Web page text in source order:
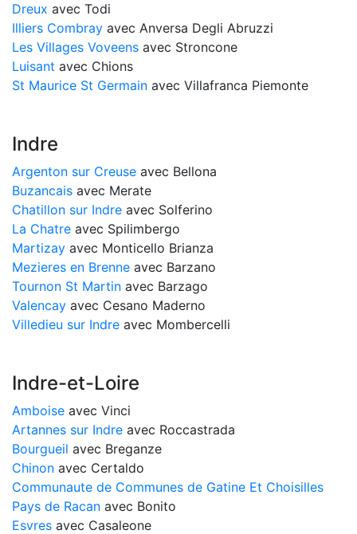
Dreux avec Todi
Illiers Combray avec Anversa Degli Abruzzi
Les Villages Voveens avec Stroncone
Luisant avec Chions
St Maurice St Germain avec Villafranca Piemonte
Indre
Argenton sur Creuse avec Bellona
Buzancais avec Merate
Chatillon sur Indre avec Solferino
La Chatre avec Spilimbergo
Martizay avec Monticello Brianza
Mezieres en Brenne avec Barzano
Tournon St Martin avec Barzago
Valencay avec Cesano Maderno
Villedieu sur Indre avec Mombercelli
Indre-et-Loire
Amboise avec Vinci
Artannes sur Indre avec Roccastrada
Bourgueil avec Breganze
Chinon avec Certaldo
Communaute de Communes de Gatine Et Choisilles
Pays de Racan avec Bonito
Esvres avec Casaleone